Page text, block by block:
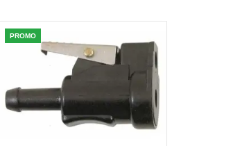
PROMO